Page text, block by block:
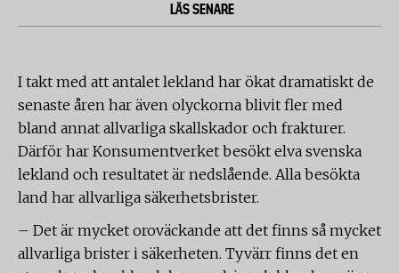
LÄS SENARE
I takt med att antalet lekland har ökat dramatiskt de
senaste åren har även olyckorna blivit fler med
bland annat allvarliga skallskador och frakturer.
Därför har Konsumentverket besökt elva svenska
lekland och resultatet är nedslående. Alla besökta
land har allvarliga säkerhetsbrister.
– Det är mycket oroväckande att det finns så mycket
allvarliga brister i säkerheten. Tyvärr finns det en